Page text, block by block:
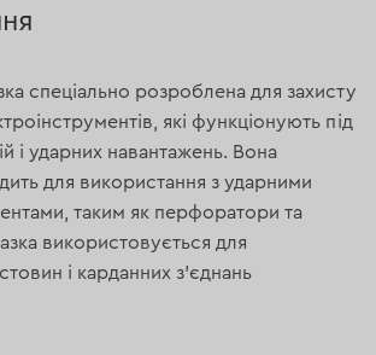
спеціально розроблена для захисту
які функціонують під
і ударних навантажень. Вона
для використання з ударними
таким як перфоратори та
використовується для
і карданних з'єднань